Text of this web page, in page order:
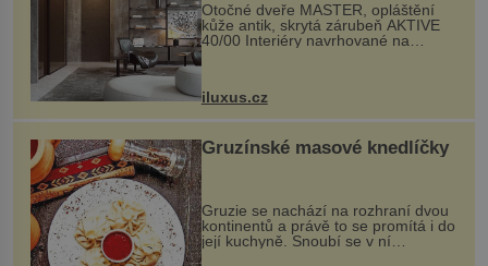
Otočné dveře MASTER, opláštění
kůže antik, skrytá zárubeň AKTIVE
40/00 Interiéry navrhované na
zakázku často vyžadují atypické
rozměry nejen nábytku, ale i
dnes umož...
iluxus.cz
Gruzínské masové knedlíčky
Gruzie se nachází na rozhraní dvou
kontinentů a právě to se promítá i do
její kuchyně. Snoubí se v ní
evropské a asijské chutě a díky tomu